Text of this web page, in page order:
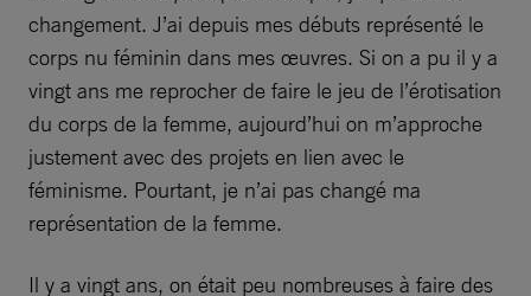
changement. J’ai depuis mes débuts représenté le
corps nu féminin dans mes œuvres. Si on a pu il y a
vingt ans me reprocher de faire le jeu de l’érotisation
du corps de la femme, aujourd’hui on m’approche
justement avec des projets en lien avec le
féminisme. Pourtant, je n’ai pas changé ma
représentation de la femme.
Il y a vingt ans, on était peu nombreuses à faire des